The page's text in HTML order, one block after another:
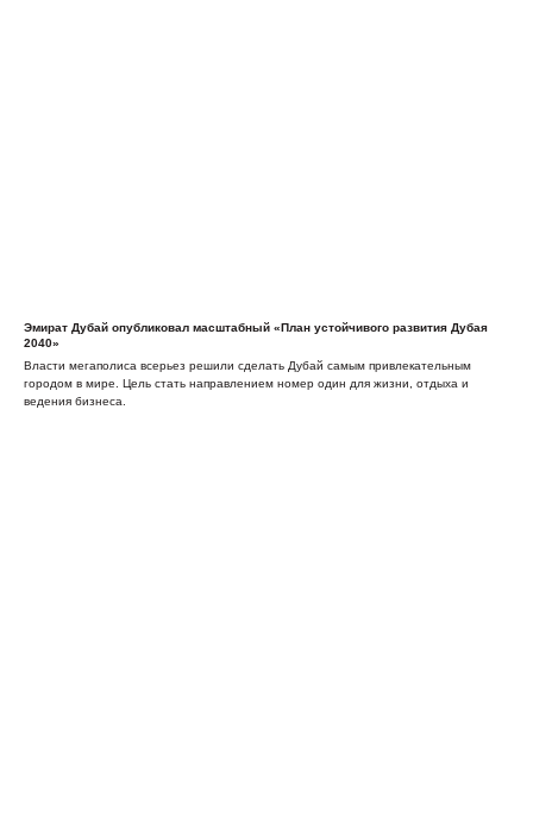
Эмират Дубай опубликовал масштабный «План устойчивого развития Дубая
2040»
Власти мегаполиса всерьез решили сделать Дубай самым привлекательным
городом в мире. Цель стать направлением номер один для жизни, отдыха и
ведения бизнеса.